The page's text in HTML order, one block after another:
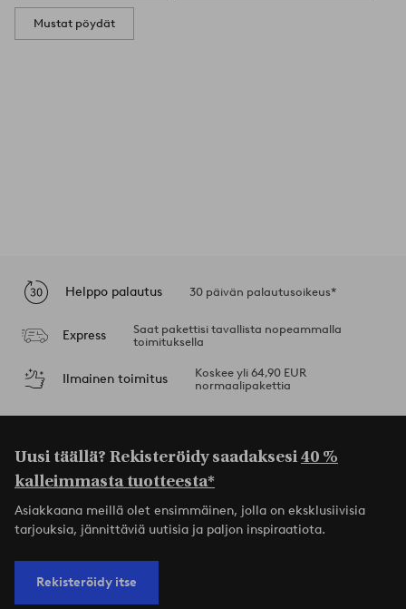
Mustat pöydät
Helppo palautus 30 päivän palautusoikeus*
Express
Saat pakettisi tavallista nopeammalla
toimituksella
Ilmainen toimitus
Koskee yli 64,90 EUR
normaalipakettia
Uusi täällä? Rekisteröidy saadaksesi40 %
kalleimmasta tuotteesta*
Asiakkaana meillä olet ensimmäinen, jolla on eksklusiivisia
tarjouksia, jännittäviä uutisia ja paljon inspiraatiota.
Rekisteröidy itse